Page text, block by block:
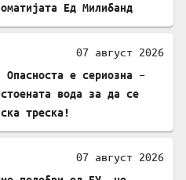
Ед Милибанд
07 август 2026
е сериозна –
вода за да се
треска!
07 август 2026